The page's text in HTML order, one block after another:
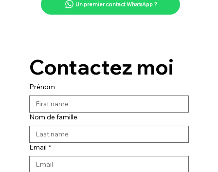
Un premier contact WhatsApp ?
Contactez moi
Prénom
Nom de famille
Email *